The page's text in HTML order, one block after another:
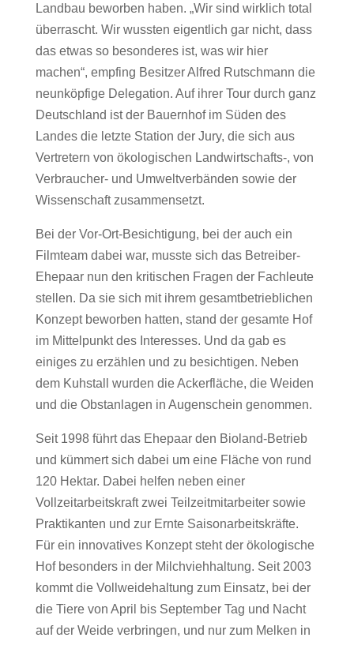
Landbau beworben haben. „Wir sind wirklich total
überrascht. Wir wussten eigentlich gar nicht, dass
das etwas so besonderes ist, was wir hier
machen“, empfing Besitzer Alfred Rutschmann die
neunköpfige Delegation. Auf ihrer Tour durch ganz
Deutschland ist der Bauernhof im Süden des
Landes die letzte Station der Jury, die sich aus
Vertretern von ökologischen Landwirtschafts-, von
Verbraucher- und Umweltverbänden sowie der
Wissenschaft zusammensetzt.
Bei der Vor-Ort-Besichtigung, bei der auch ein
Filmteam dabei war, musste sich das Betreiber-
Ehepaar nun den kritischen Fragen der Fachleute
stellen. Da sie sich mit ihrem gesamtbetrieblichen
Konzept beworben hatten, stand der gesamte Hof
im Mittelpunkt des Interesses. Und da gab es
einiges zu erzählen und zu besichtigen. Neben
dem Kuhstall wurden die Ackerfläche, die Weiden
und die Obstanlagen in Augenschein genommen.
Seit 1998 führt das Ehepaar den Bioland-Betrieb
und kümmert sich dabei um eine Fläche von rund
120 Hektar. Dabei helfen neben einer
Vollzeitarbeitskraft zwei Teilzeitmitarbeiter sowie
Praktikanten und zur Ernte Saisonarbeitskräfte.
Für ein innovatives Konzept steht der ökologische
Hof besonders in der Milchviehhaltung. Seit 2003
kommt die Vollweidehaltung zum Einsatz, bei der
die Tiere von April bis September Tag und Nacht
auf der Weide verbringen, und nur zum Melken in